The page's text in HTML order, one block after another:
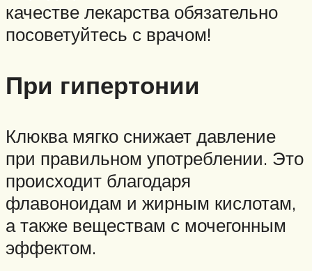
качестве лекарства обязательно
посоветуйтесь с врачом!
При гипертонии
Клюква мягко снижает давление
при правильном употреблении. Это
происходит благодаря
флавоноидам и жирным кислотам,
а также веществам с мочегонным
эффектом.